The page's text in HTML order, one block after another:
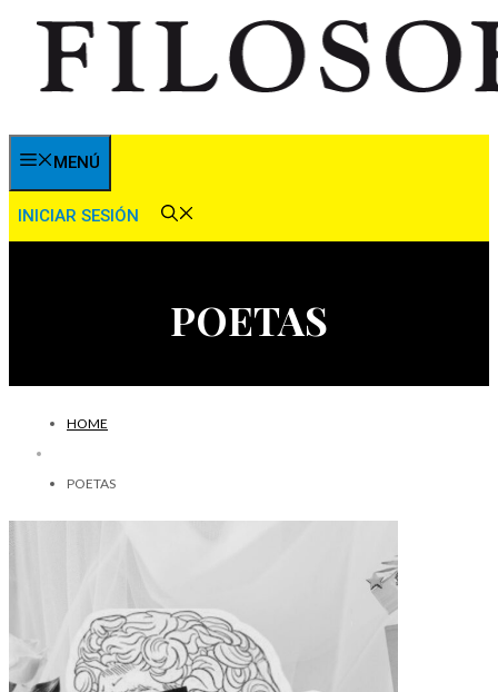
MENÚ
INICIAR SESIÓN
POETAS
HOME
POETAS